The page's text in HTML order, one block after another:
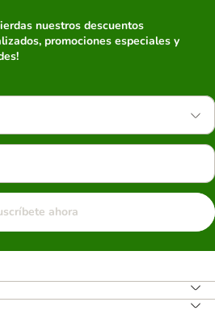
nuestros descuentos
promociones especiales y
ahora